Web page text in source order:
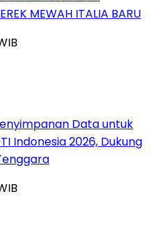
MEWAH ITALIA BARU
Data untuk
Indonesia 2026, Dukung